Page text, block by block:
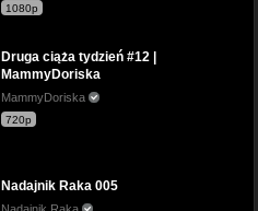
1080p
Druga ciąża tydzień #12 |
MammyDoriska
MammyDoriska
720p
Nadajnik Raka 005